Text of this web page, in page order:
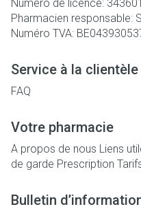
Numéro de licence: 343601
Pharmacien responsable:
Numéro TVA:
Service à la clientèle
FAQ
Votre pharmacie
A propos de nous Liens
de garde Prescription
Bulletin